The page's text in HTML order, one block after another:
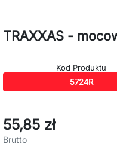
TRAXXAS -
Kod Produktu
5724R
55,85 zł
Brutto